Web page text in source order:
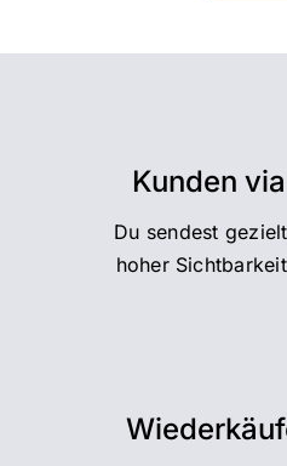
Kunden
Du sendest
hoher